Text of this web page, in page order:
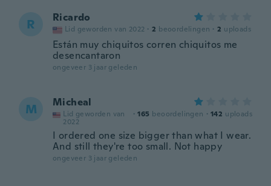
R Ricardo
Lid geworden van 2022 · 2 beoordelingen · 2 uploads
Están muy chiquitos corren chiquitos me
desencantaron
ongeveer 3 jaar geleden
M Micheal
Lid geworden van
2022
· 165 beoordelingen · 142 uploads
I ordered one size bigger than what I wear.
And still they're too small. Not happy
ongeveer 3 jaar geleden